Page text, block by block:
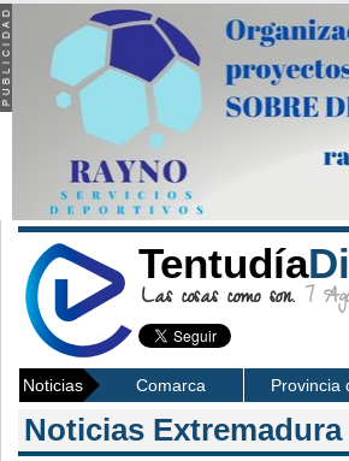
Tentudía
Las cosas como son. 7
Noticias Comarca Provincia
Noticias Extremadura